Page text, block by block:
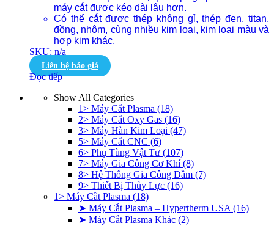
máy cắt được kéo dài lâu hơn.
Có thể cắt được thép không gỉ, thép đen, titan,
đồng, nhôm, cùng nhiều kim loại, kim loại màu và
hợp kim khác.
SKU: n/a
Liên hệ báo giá
Đọc tiếp
Show All Categories
1> Máy Cắt Plasma (18)
2> Máy Cắt Oxy Gas (16)
3> Máy Hàn Kim Loại (47)
5> Máy Cắt CNC (6)
6> Phụ Tùng Vật Tư (107)
7> Máy Gia Công Cơ Khí(8)
8> Hệ Thống Gia Công Dầm (7)
9> Thiết Bị Thủy Lực (16)
1> Máy Cắt Plasma (18)
➤ Máy Cắt Plasma – Hypertherm USA (16)
➤ Máy Cắt Plasma Khác (2)